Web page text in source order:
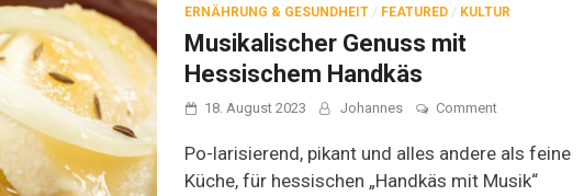
ERNÄHRUNG & GESUNDHEIT / FEATURED / KULTUR
Musikalischer Genuss mit
Hessischem Handkäs
18. August 2023 Johannes Commenton
Genuss
Hessischem
Po-larisierend, pikant und alles andere als feine
Küche, für hessischen „Handkäs mit Musik“